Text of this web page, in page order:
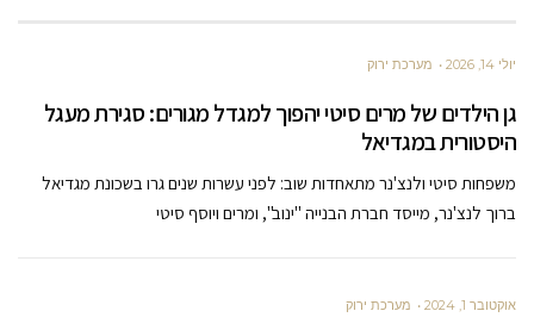
יולי 14, 2026 מערכת ירוק
גן הילדים של מרים סיטי יהפוך למגדל מגורים: סגירת מעגל
היסטורית במגדיאל
משפחות סיטי ולנצ'נר מתאחדות שוב: לפני עשרות שנים גרו בשכונת מגדיאל
ברוך לנצ'נר, מייסד חברת הבנייה "ינוב", ומרים ויוסף סיטי
אוקטובר 1, 2024 מערכת ירוק